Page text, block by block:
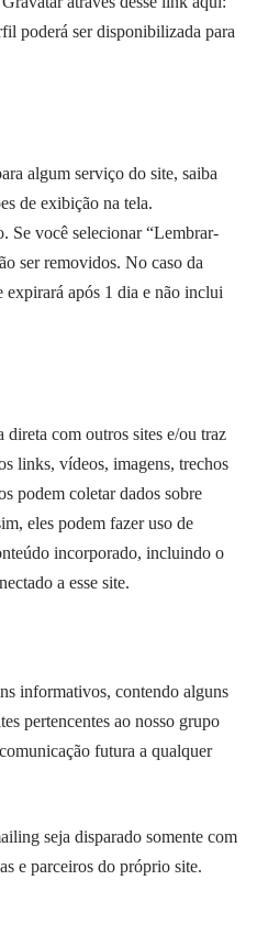
poderá ser disponibilizada para
algum serviço do site, saiba
de exibição na tela.
Se você selecionar “Lembrar-
ser removidos. No caso da
expirará após 1 dia e não inclui
com outros sites e/ou traz
links, vídeos, imagens, trechos
podem coletar dados sobre
eles podem fazer uso de
incorporado, incluindo o
a esse site.
informativos, contendo alguns
pertencentes ao nosso grupo
futura a qualquer
seja disparado somente com
e parceiros do próprio site.